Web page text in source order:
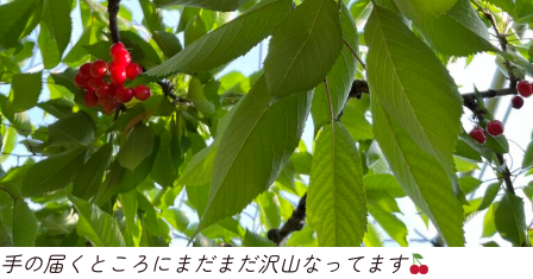
手の届くところにまだまだ沢山なってます